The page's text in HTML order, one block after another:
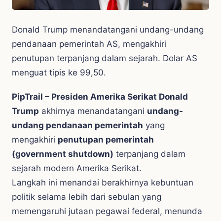
Donald Trump menandatangani undang-undang
pendanaan pemerintah AS, mengakhiri
penutupan terpanjang dalam sejarah. Dolar AS
menguat tipis ke 99,50.
PipTrail – Presiden Amerika Serikat Donald
Trump akhirnya menandatangani undang-
undang pendanaan pemerintah yang
mengakhiri penutupan pemerintah
(government shutdown) terpanjang dalam
sejarah modern Amerika Serikat.
Langkah ini menandai berakhirnya kebuntuan
politik selama lebih dari sebulan yang
memengaruhi jutaan pegawai federal, menunda